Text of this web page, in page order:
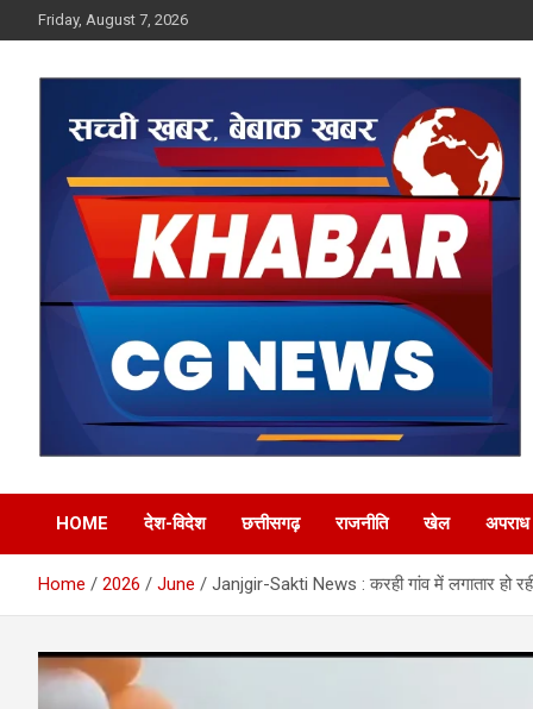
to
Friday, August 7, 2026
Khabar CG News
HOME देश-विदेश छत्तीसगढ़ राजनीति खेल अपराध
Home 2026 June Janjgir-Sakti News : करही गांव में लगातार हो